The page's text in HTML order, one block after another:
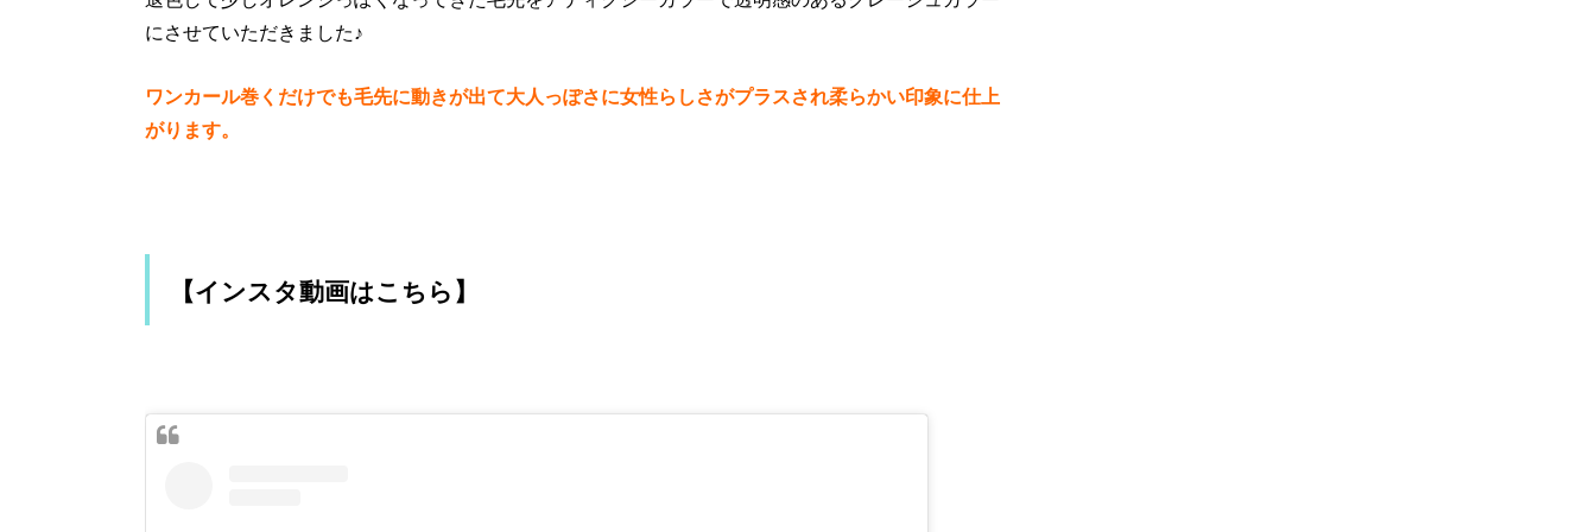
にさせていただきました♪
ワンカール巻くだけでも毛先に動きが出て大人っぽさに女性らしさがプラスされ柔らかい印象に仕上
がります。
【インスタ動画はこちら】